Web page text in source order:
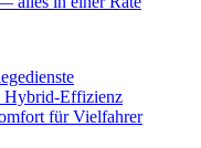
Hybrid-Effizienz
für Vielfahrer